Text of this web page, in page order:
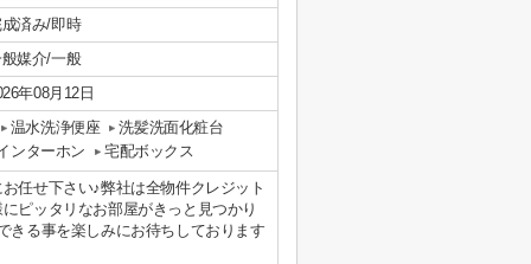
済み/即時
媒介/一般
年08月12日
温水洗浄便座
洗髪洗面化粧台
ンターホン
宅配ボックス
任せ下さい♪弊社は全物件クレジット
ピッタリなお部屋がきっと見つかり
きる事を楽しみにお待ちしております